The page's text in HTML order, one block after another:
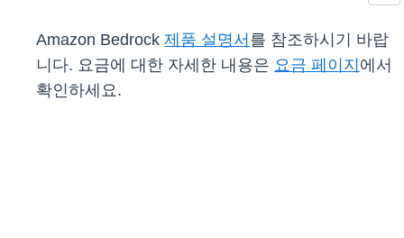
Amazon Bedrock 제품 설명서 를 참조하시기 바랍
니다. 요금에 대한 자세한 내용은 요금 페이지 에서
확인하세요.